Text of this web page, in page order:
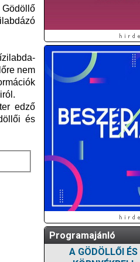
nem
edző
és
Programajánló
A GÖDÖLLŐI ÉS